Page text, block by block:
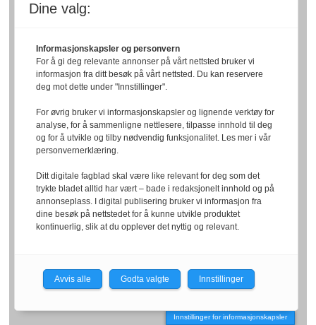
Innstillinger for informasjonskapsler
Dine valg:
Informasjonskapsler og personvern
For å gi deg relevante annonser på vårt nettsted bruker vi
informasjon fra ditt besøk på vårt nettsted. Du kan reservere
deg mot dette under "Innstillinger".
For øvrig bruker vi informasjonskapsler og lignende verktøy for
analyse, for å sammenligne nettlesere, tilpasse innhold til deg
og for å utvikle og tilby nødvendig funksjonalitet. Les mer i vår
personvernerklæring.
Ditt digitale fagblad skal være like relevant for deg som det
trykte bladet alltid har vært – bade i redaksjonelt innhold og på
annonseplass. I digital publisering bruker vi informasjon fra
dine besøk på nettstedet for å kunne utvikle produktet
kontinuerlig, slik at du opplever det nyttig og relevant.
Avvis alle Godta valgte Innstillinger